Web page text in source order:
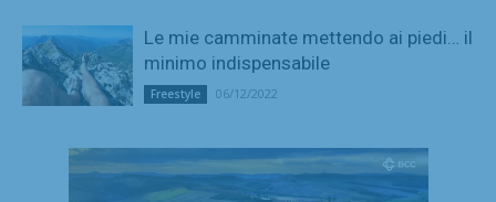
Le mie camminate mettendo ai piedi… il
minimo indispensabile
Freestyle 06/12/2022